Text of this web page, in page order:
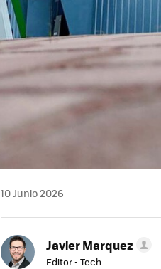
10 Junio 2026
Javier Marquez
Editor - Tech